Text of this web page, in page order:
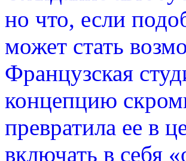
но что, если
может стать
Французская
концепцию
превратила ее в
включать в себя